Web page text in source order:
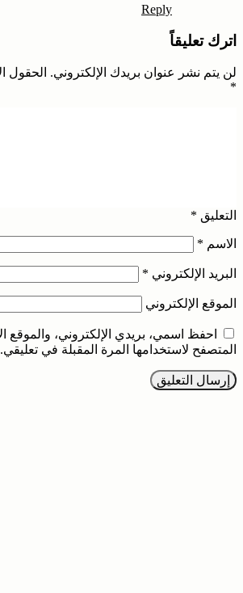
Reply
اترك تعليقاً
لن يتم نشر عنوان بريدك الإلكتروني. الحقول
*
التعليق *
الاسم *
البريد الإلكتروني *
الموقع الإلكتروني
احفظ اسمي، بريدي الإلكتروني، والموقع
المتصفح لاستخدامها المرة المقبلة في تعليقي.